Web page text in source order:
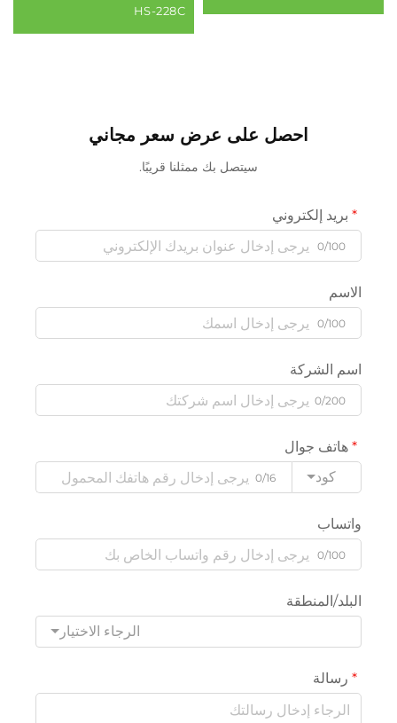
HS-228C
احصل على عرض سعر مجاني
سيتصل بك ممثلنا قريبًا.
بريد إلكتروني
0/100
الاسم
0/100
اسم الشركة
0/200
هاتف جوال
كود
0/16
واتساب
0/100
البلد/المنطقة
الرجاء الاختيار
رسالة